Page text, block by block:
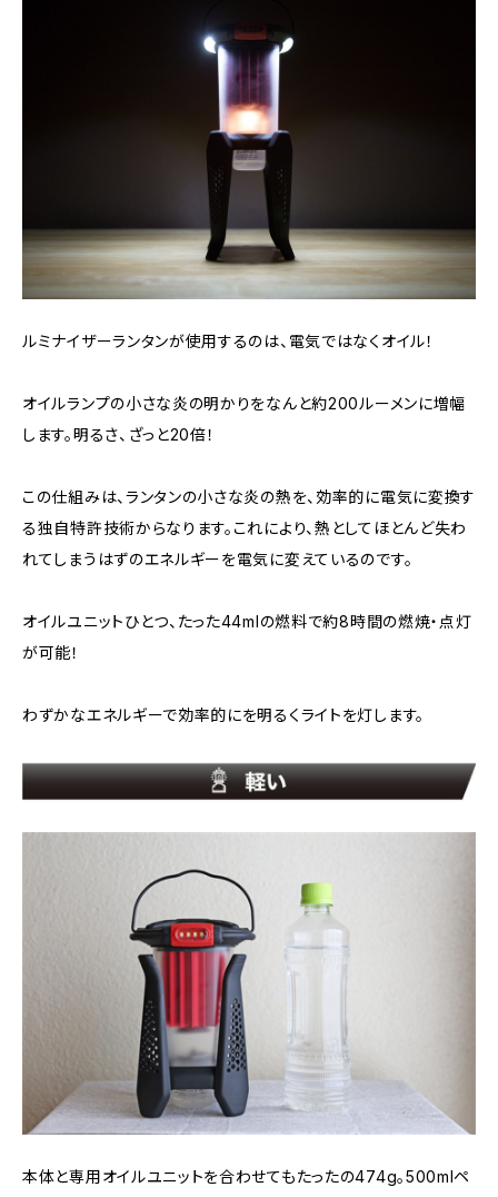
ルミナイザーランタンが使用するのは、電気ではなくオイル！
オイルランプの小さな炎の明かりをなんと約200ルーメンに増幅
します。明るさ、ざっと20倍！
この仕組みは、ランタンの小さな炎の熱を、効率的に電気に変換す
る独自特許技術からなります。これにより、熱としてほとんど失わ
れてしまうはずのエネルギーを電気に変えているのです。
オイルユニットひとつ、たった44mlの燃料で約8時間の燃焼・点灯
が可能！
わずかなエネルギーで効率的にを明るくライトを灯します。
本体と専用オイルユニットを合わせてもたったの474g。500mlペ